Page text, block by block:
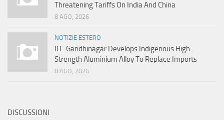
Threatening Tariffs On India And China
8 AGO, 2026
NOTIZIE ESTERO
IIT-Gandhinagar Develops Indigenous High-
Strength Aluminium Alloy To Replace Imports
8 AGO, 2026
DISCUSSIONI